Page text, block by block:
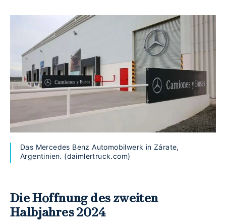
Das Mercedes Benz Automobilwerk in Zárate,
Argentinien. (daimlertruck.com)
Die Hoffnung des zweiten
Halbjahres 2024